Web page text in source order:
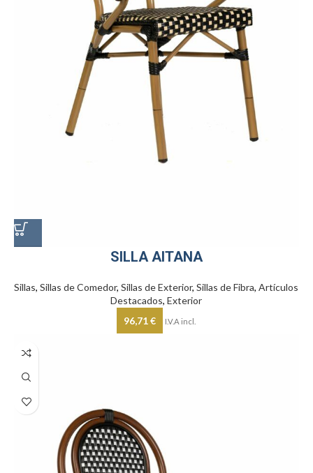
SILLA AITANA
Sillas,Sillas de Comedor,Sillas de Exterior,Sillas de Fibra,Artículos
Destacados,Exterior
96,71€ I.V.A incl.